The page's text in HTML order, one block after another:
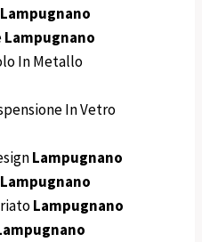
Lampugnano
Lampugnano
In Metallo
In Vetro
Lampugnano
Lampugnano
Lampugnano